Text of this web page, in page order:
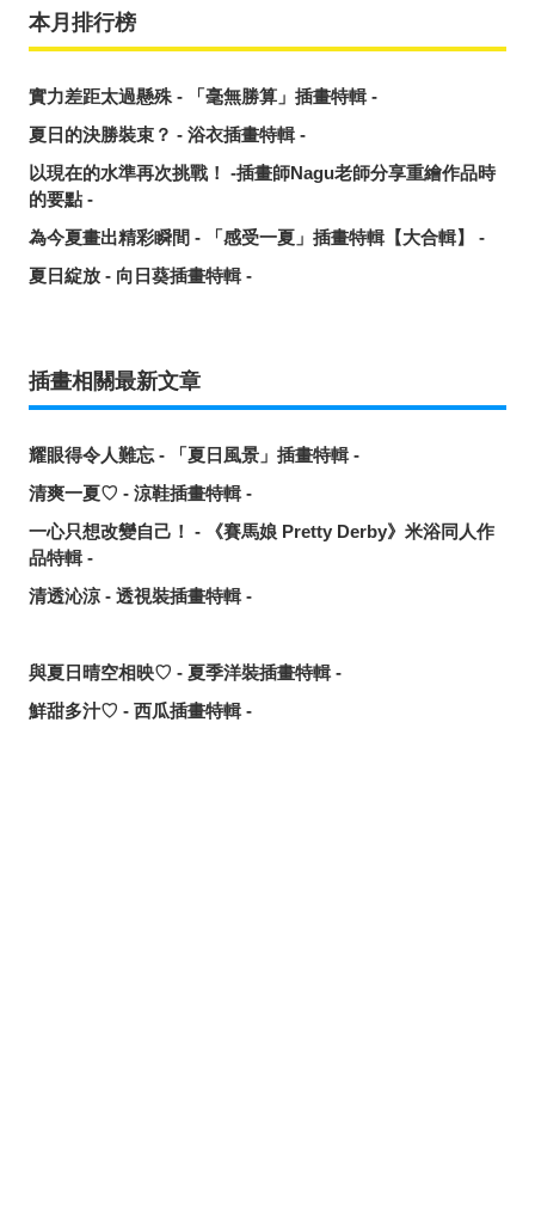
本月排行榜
實力差距太過懸殊 - 「毫無勝算」插畫特輯 -
夏日的決勝裝束？ - 浴衣插畫特輯 -
以現在的水準再次挑戰！ -插畫師Nagu老師分享重繪作品時
的要點 -
為今夏畫出精彩瞬間 - 「感受一夏」插畫特輯【大合輯】 -
夏日綻放 - 向日葵插畫特輯 -
插畫相關最新文章
耀眼得令人難忘 - 「夏日風景」插畫特輯 -
清爽一夏♡ - 涼鞋插畫特輯 -
一心只想改變自己！ - 《賽馬娘 Pretty Derby》米浴同人作
品特輯 -
清透沁涼 - 透視裝插畫特輯 -
與夏日晴空相映♡ - 夏季洋裝插畫特輯 -
鮮甜多汁♡ - 西瓜插畫特輯 -